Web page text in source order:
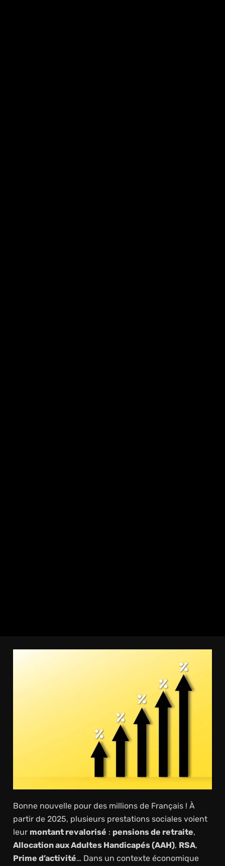
Bonne nouvelle pour des millions de Français ! À
partir de 2025, plusieurs prestations sociales voient
leur montant revalorisé : pensions de retraite,
Allocation aux Adultes Handicapés (AAH), RSA,
Prime d’activité… Dans un contexte économique